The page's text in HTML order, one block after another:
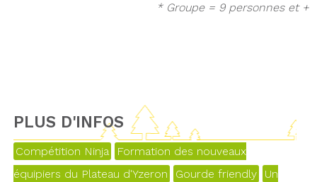
* Groupe = 9 personnes et +
PLUS D'INFOS
Compétition Ninja
Formation des nouveaux
équipiers du Plateau d'Yzeron
Gourde friendly
Un